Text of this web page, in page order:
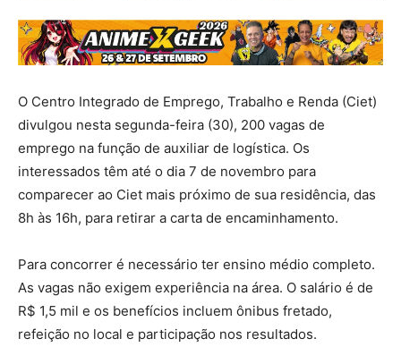
O Centro Integrado de Emprego, Trabalho e Renda (Ciet)
divulgou nesta segunda-feira (30), 200 vagas de
emprego na função de auxiliar de logística. Os
interessados têm até o dia 7 de novembro para
comparecer ao Ciet mais próximo de sua residência, das
8h às 16h, para retirar a carta de encaminhamento.
Para concorrer é necessário ter ensino médio completo.
As vagas não exigem experiência na área. O salário é de
R$ 1,5 mil e os benefícios incluem ônibus fretado,
refeição no local e participação nos resultados.